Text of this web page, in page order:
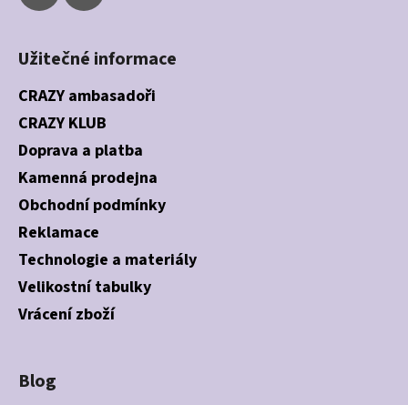
Užitečné informace
CRAZY ambasadoři
CRAZY KLUB
Doprava a platba
Kamenná prodejna
Obchodní podmínky
Reklamace
Technologie a materiály
Velikostní tabulky
Vrácení zboží
Blog